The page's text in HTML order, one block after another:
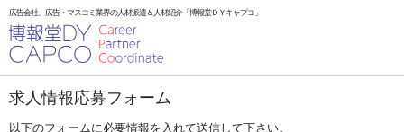
広告会社、広告・マスコミ業界の人材派遣＆人材紹介「博報堂ＤＹキャプコ」
求人情報応募フォーム
以下のフォームに必要情報を入れて送信して下さい。